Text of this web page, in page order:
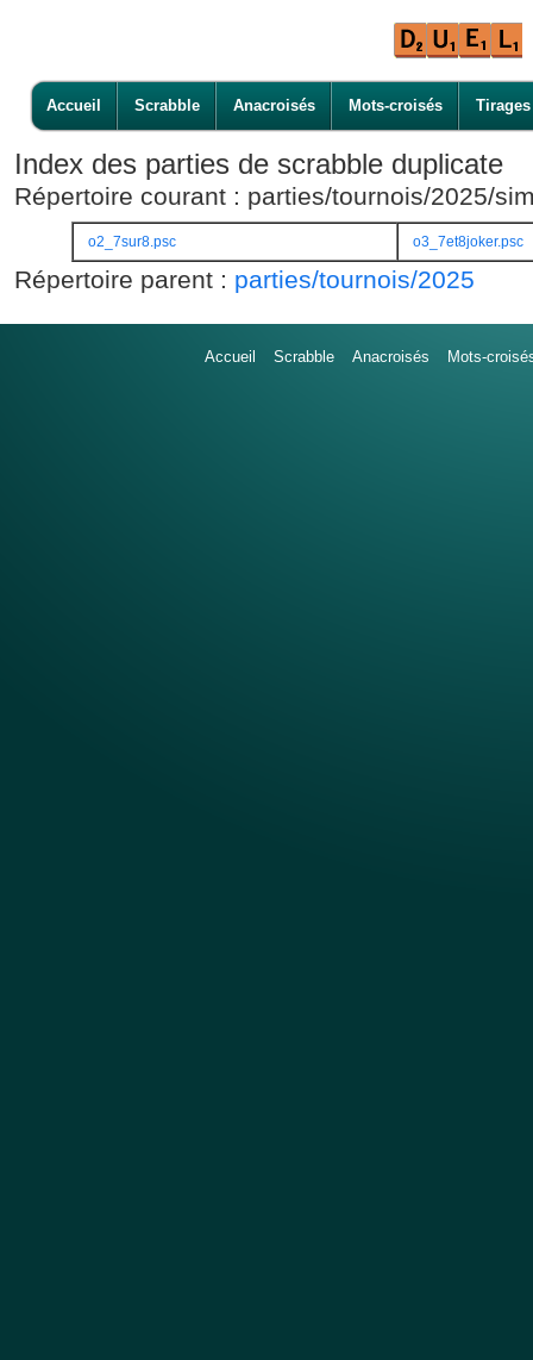
Accueil Scrabble Anacroisés Mots-croisés Tirages
Index des parties de scrabble duplicate
Répertoire courant : parties/tournois/2025/
o2_7sur8.psc o3_7et8joker.psc
Répertoire parent : parties/tournois/2025
Accueil Scrabble Anacroisés Mots-